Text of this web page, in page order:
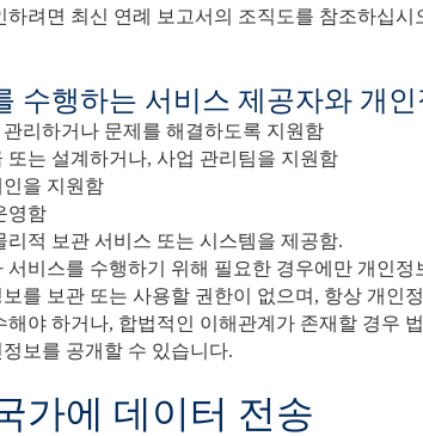
하려면 최신 연례 보고서의 조직도를 참조하십시
수행하는 서비스 제공자와 개
리하거나 문제를 해결하도록 지원함
또는 설계하거나, 사업 관리팀을 지원함
을 지원함
영함
리적 보관 서비스 또는 시스템을 제공함.
서비스를 수행하기 위해 필요한 경우에만 개인
를 보관 또는 사용할 권한이 없으며, 항상 개인
해야 하거나, 합법적인 이해관계가 존재할 경우
보를 공개할 수 있습니다.
가에 데이터 전송